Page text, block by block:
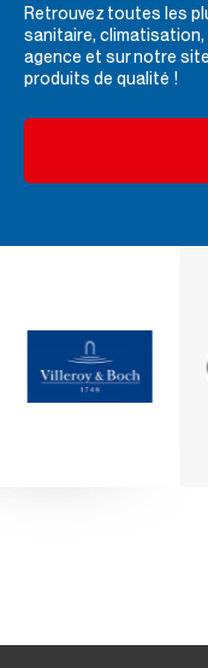
Retrouvez toutes les
sanitaire, climatisation,
agence et sur notre
produits de qualité !